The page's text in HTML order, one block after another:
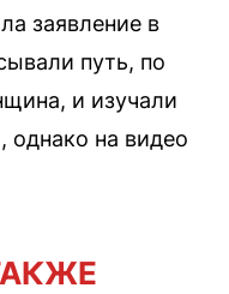
заявление в
путь, по
и изучали
однако на видео